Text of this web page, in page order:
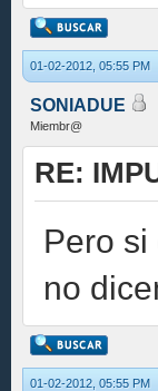
01-02-2012, 05:55 PM
SONIADUE
Miembr@
RE:
Pero
no
01-02-2012, 05:55 PM